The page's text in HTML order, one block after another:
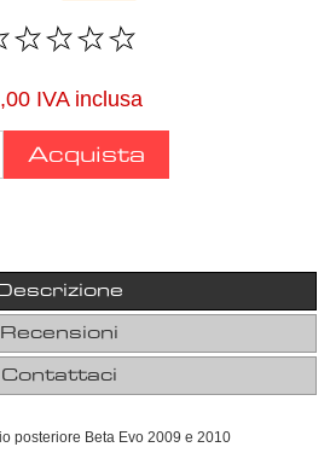
IVA inclusa
Recensioni
Contattaci
posteriore Beta Evo 2009 e 2010